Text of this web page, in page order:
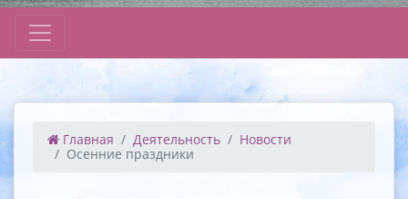
Главная Деятельность
Новости
Осенние праздники